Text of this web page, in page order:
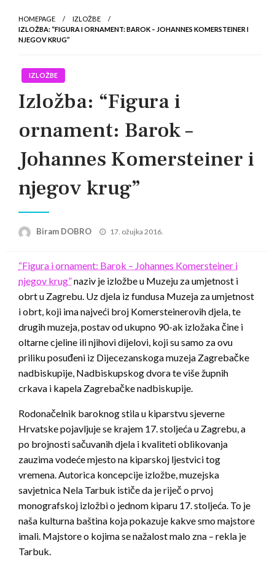
HOMEPAGE
IZLOŽBE
IZLOŽBA: “FIGURA I ORNAMENT: BAROK – JOHANNES KOMERSTEINER I
NJEGOV KRUG”
IZLOŽBE
Izložba: “Figura i
ornament: Barok –
Johannes Komersteiner i
njegov krug”
Biram DOBRO
Posted
17. ožujka 2016.
“Figura i ornament: Barok – Johannes Komersteiner i
njegov krug”naziv je izložbe u Muzeju za umjetnost i
obrt u Zagrebu. Uz djela iz fundusa Muzeja za umjetnost
i obrt, koji ima najveći broj Komersteinerovih djela, te
drugih muzeja, postav od ukupno 90-ak izložaka čine i
oltarne cjeline ili njihovi dijelovi, koji su samo za ovu
priliku posuđeni iz Dijecezanskoga muzeja Zagrebačke
nadbiskupije, Nadbiskupskog dvora te više župnih
crkava i kapela Zagrebačke nadbiskupije.
Rodonačelnik baroknog stila u kiparstvu sjeverne
Hrvatske pojavljuje se krajem 17. stoljeća u Zagrebu, a
po brojnosti sačuvanih djela i kvaliteti oblikovanja
zauzima vodeće mjesto na kiparskoj ljestvici tog
vremena. Autorica koncepcije izložbe, muzejska
savjetnica Nela Tarbuk ističe da je riječ o prvoj
monografskoj izložbi o jednom kiparu 17. stoljeća. To je
naša kulturna baština koja pokazuje kakve smo majstore
imali. Majstore o kojima se nažalost malo zna – rekla je
Tarbuk.